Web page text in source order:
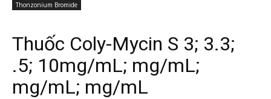
Thonzonium Bromide
Thuốc Coly-Mycin S 3; 3.3;
.5; 10mg/mL; mg/mL;
mg/mL; mg/mL